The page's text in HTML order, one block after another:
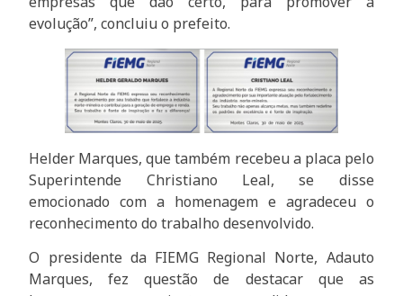
evolução”, concluiu o prefeito.
Helder Marques, que também recebeu a placa pelo
Superintende Christiano Leal, se disse
emocionado com a homenagem e agradeceu o
reconhecimento do trabalho desenvolvido.
O presidente da FIEMG Regional Norte, Adauto
Marques, fez questão de destacar que as